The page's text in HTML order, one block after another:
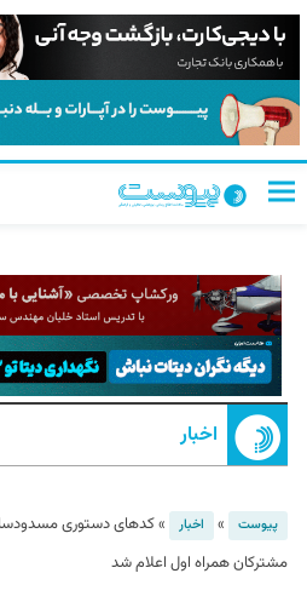
اخبار
پیوست » اخبار »کدهای دستوری
مشترکان همراه اول اعلام شد